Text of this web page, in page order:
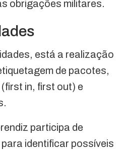
obrigações militares.
está a realização
de pacotes,
in, first out) e
participa de
identificar possíveis